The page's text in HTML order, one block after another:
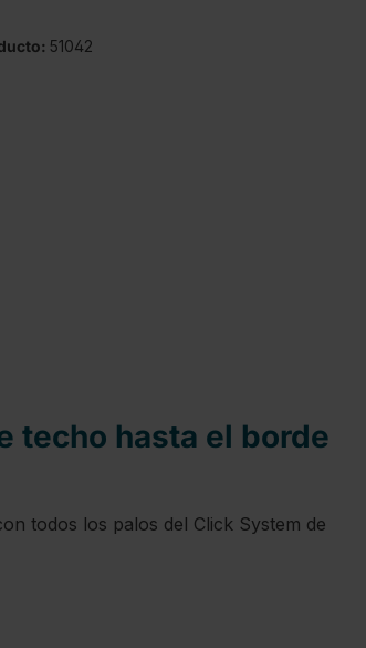
51042
techo hasta el borde
todos los palos del Click System de